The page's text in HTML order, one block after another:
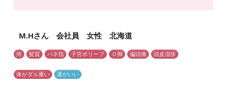
M.Hさん 会社員 女性 北海道
痔 髪質 バネ指 子宮ポリープ Ｏ脚 偏頭痛 頭皮湿疹
体がダル重い 運がいい